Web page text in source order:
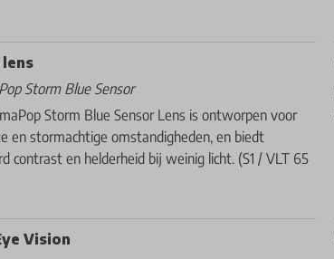
lens
Storm Blue Sensor
Storm Blue Sensor Lens is ontworpen voor
en stormachtige omstandigheden, en biedt
contrast en helderheid bij weinig licht. (S1 / VLT 65
Vision